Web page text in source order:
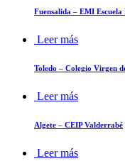
Fuensalida – EMI
Leer más
Toledo – Colegio Virgen
Leer más
Algete – CEIP Valderrabé
Leer más